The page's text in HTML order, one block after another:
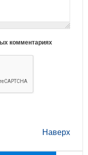
комментариях
Наверх